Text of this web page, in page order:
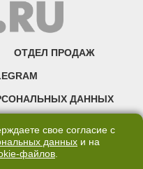
ОТДЕЛ ПРОДАЖ
ДАННЫХ
доведение до всеобщего
свое согласие с
данных и на
файлов.